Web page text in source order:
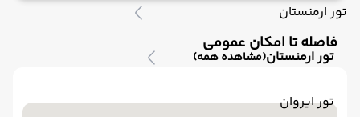
تور ارمنستان
تور ارمنستان(مشاهده همه)
تور ایروان
فاصله تا امکان عمومی